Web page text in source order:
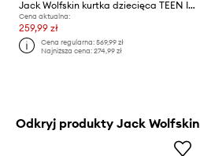
Jack Wolfskin kurtka dziecięca TEEN INS
Cena aktualna:
259,99 zł
Cena regularna:569,99 zł
Najniższa cena:274,99 zł
Odkryj produkty Jack Wolfskin